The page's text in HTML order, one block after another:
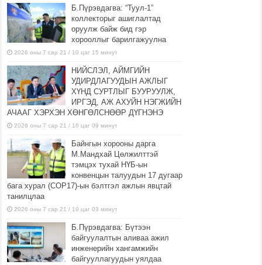
Б.Пүрэвдагва: “Туул-1”
коллекторыг ашиглалтад
оруулж байж бид гэр
хорооллыг барилгажуулна
2026 оны 7 сар 21 / 10 цаг 15 минут
НИЙСЛЭЛ, АЙМГИЙН
УДИРДЛАГУУДЫН АЖЛЫГ
ХҮНД СУРТЛЫГ БУУРУУЛЖ,
ИРГЭД, АЖ АХУЙН НЭГЖИЙН
АЧААГ ХЭРХЭН ХӨНГӨЛСНӨӨР ДҮГНЭНЭ
2026 оны 7 сар 21 / 10 цаг 09 минут
Байнгын хорооны дарга
М.Мандхай Цөлжилттэй
тэмцэх тухай НҮБ-ын
конвенцын талуудын 17 дугаар
бага хурал (СОР17)-ын бэлтгэл ажлын явцтай
танилцлаа
2026 оны 7 сар 21 / 10 цаг 03 минут
Б.Пүрэвдагва: Бүтээн
байгуулалтын аливаа ажил
инженерийн хангамжийн
байгууллагуудын уялдаа